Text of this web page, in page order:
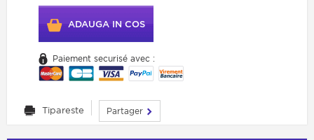
ADAUGA IN COS
Paiement securisé avec :
Tipareste Partager